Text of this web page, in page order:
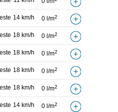
14 km/h 0 l/m2
18 km/h 0 l/m2
18 km/h 0 l/m2
18 km/h 0 l/m2
18 km/h 0 l/m2
14 km/h 0 l/m2